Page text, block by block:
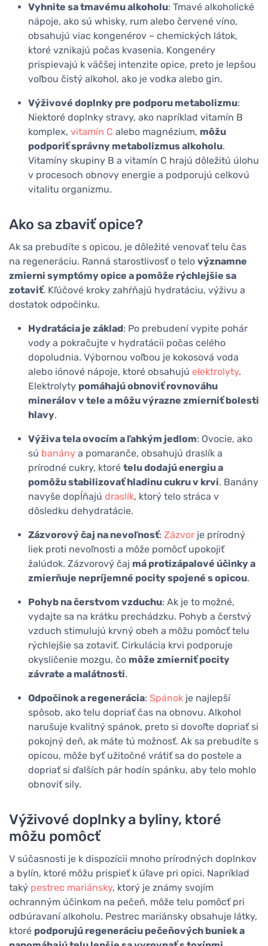
Vyhnite sa tmavému alkoholu: Tmavé alkoholické
nápoje, ako sú whisky, rum alebo červené víno,
obsahujú viac kongenérov – chemických látok,
ktoré vznikajú počas kvasenia. Kongenéry
prispievajú k väčšej intenzite opice, preto je lepšou
voľbou čistý alkohol, ako je vodka alebo gin.
Výživové doplnky pre podporu metabolizmu:
Niektoré doplnky stravy, ako napríklad vitamín B
komplex, vitamín C alebo magnézium, môžu
podporiť správny metabolizmus alkoholu.
Vitamíny skupiny B a vitamín C hrajú dôležitú úlohu
v procesoch obnovy energie a podporujú celkovú
vitalitu organizmu.
Ako sa zbaviť opice?
Ak sa prebudíte s opicou, je dôležité venovať telu čas
na regeneráciu. Ranná starostlivosť o telo významne
zmierni symptómy opice a pomôže rýchlejšie sa
zotaviť. Kľúčové kroky zahŕňajú hydratáciu, výživu a
dostatok odpočinku.
Hydratácia je základ: Po prebudení vypite pohár
vody a pokračujte v hydratácii počas celého
dopoludnia. Výbornou voľbou je kokosová voda
alebo iónové nápoje, ktoré obsahujú elektrolyty.
Elektrolyty pomáhajú obnoviť rovnováhu
minerálov v tele a môžu výrazne zmierniť bolesti
hlavy.
Výživa tela ovocím a ľahkým jedlom: Ovocie, ako
sú banány a pomaranče, obsahujú draslík a
prírodné cukry, ktoré telu dodajú energiu a
pomôžu stabilizovať hladinu cukru v krvi. Banány
navyše dopĺňajú draslík, ktorý telo stráca v
dôsledku dehydratácie.
Zázvorový čaj na nevoľnosť: Zázvor je prírodný
liek proti nevoľnosti a môže pomôcť upokojiť
žalúdok. Zázvorový čaj má protizápalové účinky a
zmierňuje nepríjemné pocity spojené s opicou.
Pohyb na čerstvom vzduchu: Ak je to možné,
vydajte sa na krátku prechádzku. Pohyb a čerstvý
vzduch stimulujú krvný obeh a môžu pomôcť telu
rýchlejšie sa zotaviť. Cirkulácia krvi podporuje
okysličenie mozgu, čo môže zmierniť pocity
závrate a malátnosti.
Odpočinok a regenerácia: Spánok je najlepší
spôsob, ako telu dopriať čas na obnovu. Alkohol
narušuje kvalitný spánok, preto si dovoľte dopriať si
pokojný deň, ak máte tú možnosť. Ak sa prebudíte s
opicou, môže byť užitočné vrátiť sa do postele a
dopriať si ďalších pár hodín spánku, aby telo mohlo
obnoviť sily.
Výživové doplnky a byliny, ktoré
môžu pomôcť
V súčasnosti je k dispozícii mnoho prírodných doplnkov
a bylín, ktoré môžu prispieť k úľave pri opici. Napríklad
taký pestrec mariánsky, ktorý je známy svojím
ochranným účinkom na pečeň, môže telu pomôcť pri
odbúravaní alkoholu. Pestrec mariánsky obsahuje látky,
ktoré podporujú regeneráciu pečeňových buniek a